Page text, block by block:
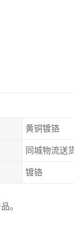
黄铜镀铬
同城物流送
镀铬
。